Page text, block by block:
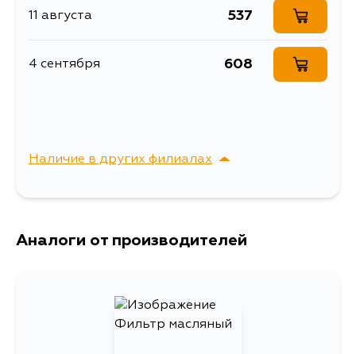
Описание Масляный фильтр
масляные фильтры
TD23, Z20, SD25,
NA20S, Z24,
YD25DDTI, TD25TI,
SD23, KA24E,
KA24DE, Z24S
11 августа 537
4 сентября 608
Наличие в других филиалах
г. Владивосток,
Аналоги от производителей